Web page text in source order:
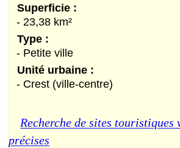
Superficie :
- 23,38 km²
Type :
- Petite ville
Unité urbaine :
- Crest (ville-centre)
Recherche de sites touristiques
précises